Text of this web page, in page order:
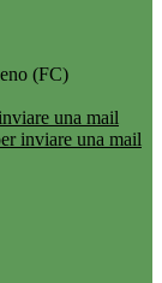
(FC)
una mail
inviare una mail